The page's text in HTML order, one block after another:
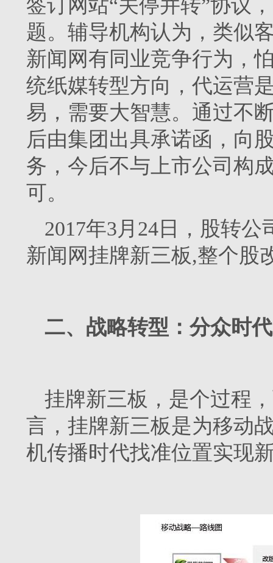
签订网站“关停并转”协议
题。辅导机构认为，类似
新闻网有同业竞争行为，
统纸媒转型方向，代运营
易，需要大智慧。通过不
后由集团出具承诺函，向
务，今后不与上市公司构
可。
2017年3月24日，股转
新闻网挂牌新三板,整个股
二、战略转型：分众时
挂牌新三板，是个过程
言，挂牌新三板是为移动
机传播时代找准位置实现